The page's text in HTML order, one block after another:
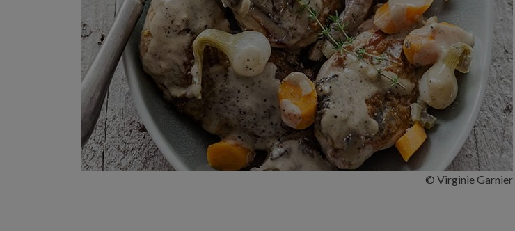
© Virginie Garnier